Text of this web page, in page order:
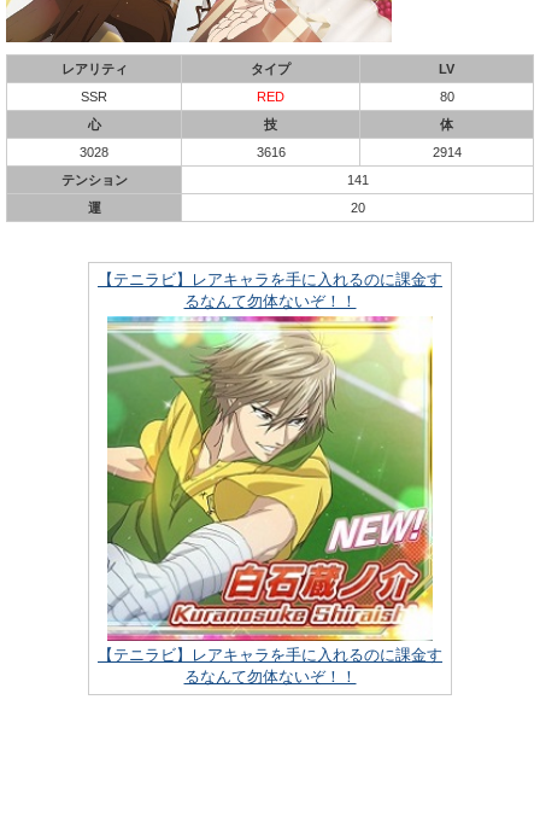
レアリティ タイプ
LV
SSR
RED
80
心
技
体
3028
3616
2914
テンション
141
運
20
【テニラビ】レアキャラを手に入れるのに課金す
るなんて勿体ないぞ！！
【テニラビ】レアキャラを手に入れるのに課金す
るなんて勿体ないぞ！！